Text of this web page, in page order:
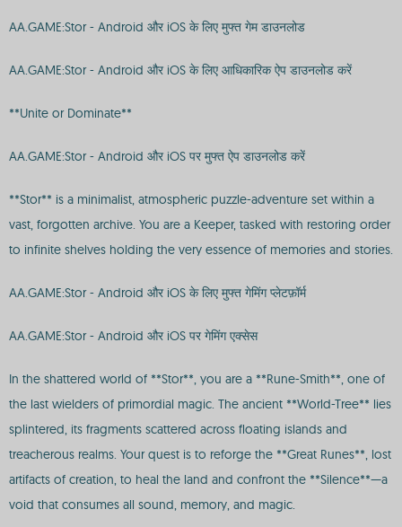
AA.GAME:Stor - Android और iOS के लिए मुफ्त गेम डाउनलोड
AA.GAME:Stor - Android और iOS के लिए आधिकारिक ऐप डाउनलोड करें
**Unite or Dominate**
AA.GAME:Stor - Android और iOS पर मुफ्त ऐप डाउनलोड करें
**Stor** is a minimalist, atmospheric puzzle-adventure set within a
vast, forgotten archive. You are a Keeper, tasked with restoring order
to infinite shelves holding the very essence of memories and stories.
AA.GAME:Stor - Android और iOS के लिए मुफ्त गेमिंग प्लेटफ़ॉर्म
AA.GAME:Stor - Android और iOS पर गेमिंग एक्सेस
In the shattered world of **Stor**, you are a **Rune-Smith**, one of
the last wielders of primordial magic. The ancient **World-Tree** lies
splintered, its fragments scattered across floating islands and
treacherous realms. Your quest is to reforge the **Great Runes**, lost
artifacts of creation, to heal the land and confront the **Silence**—a
void that consumes all sound, memory, and magic.